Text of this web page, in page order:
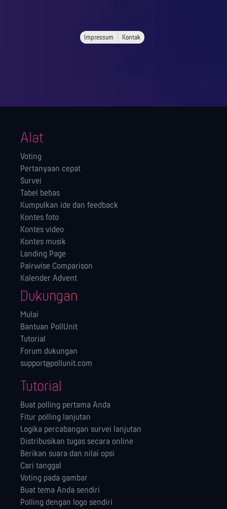
Impressum Kontak
Alat
Voting
Pertanyaan cepat
Survei
Tabel bebas
Kumpulkan ide dan feedback
Kontes foto
Kontes video
Kontes musik
Landing Page
Pairwise Comparison
Kalender Advent
Dukungan
Mulai
Bantuan PollUnit
Tutorial
Forum dukungan
support@pollunit.com
Tutorial
Buat polling pertama Anda
Fitur polling lanjutan
Logika percabangan survei lanjutan
Distribusikan tugas secara online
Berikan suara dan nilai opsi
Cari tanggal
Voting pada gambar
Buat tema Anda sendiri
Polling dengan logo sendiri